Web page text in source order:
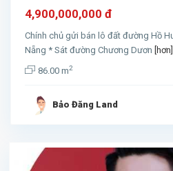
4,900,000,000 đ
Chính chủ gửi bán lô đất đường Hồ
Nẵng * Sát đường Chương Dươn [hơn]
86.00 m2
Bảo Đăng Land